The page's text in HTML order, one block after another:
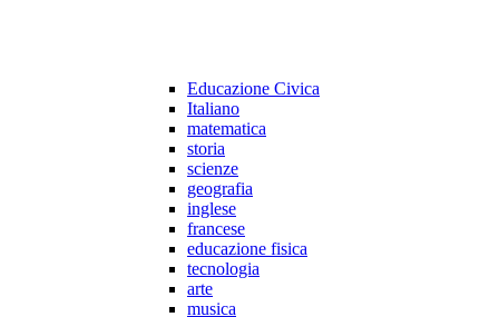
Educazione Civica
Italiano
matematica
storia
scienze
geografia
inglese
francese
educazione fisica
tecnologia
arte
musica